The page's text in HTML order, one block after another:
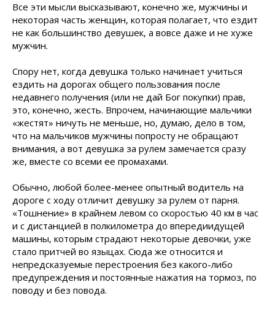
Все эти мысли высказывают, конечно же, мужчины и
некоторая часть женщин, которая полагает, что ездит
не как большинство девушек, а вовсе даже и не хуже
мужчин.
Спору нет, когда девушка только начинает учиться
ездить на дорогах общего пользования после
недавнего получения (или не дай Бог покупки) прав,
это, конечно, жесть. Впрочем, начинающие мальчики
«жестят» ничуть не меньше, но, думаю, дело в том,
что на мальчиков мужчины попросту не обращают
внимания, а вот девушка за рулем замечается сразу
же, вместе со всеми ее промахами.
Обычно, любой более-менее опытный водитель на
дороге с ходу отличит девушку за рулем от парня.
«Тошнение» в крайнем левом со скоростью 40 км в час
и с дистанцией в полкилометра до впередиидущей
машины, которым страдают некоторые девочки, уже
стало притчей во языцах. Сюда же относится и
непредсказуемые перестроения без какого-либо
предупреждения и постоянные нажатия на тормоз, по
поводу и без повода.